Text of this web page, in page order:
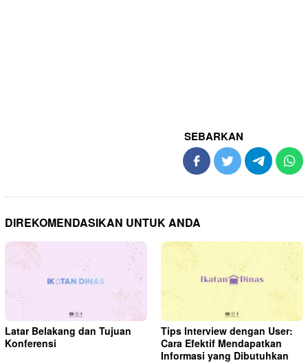
SEBARKAN
DIREKOMENDASIKAN UNTUK ANDA
Latar Belakang dan Tujuan
Konferensi
Tips Interview dengan User:
Cara Efektif Mendapatkan
Informasi yang Dibutuhkan